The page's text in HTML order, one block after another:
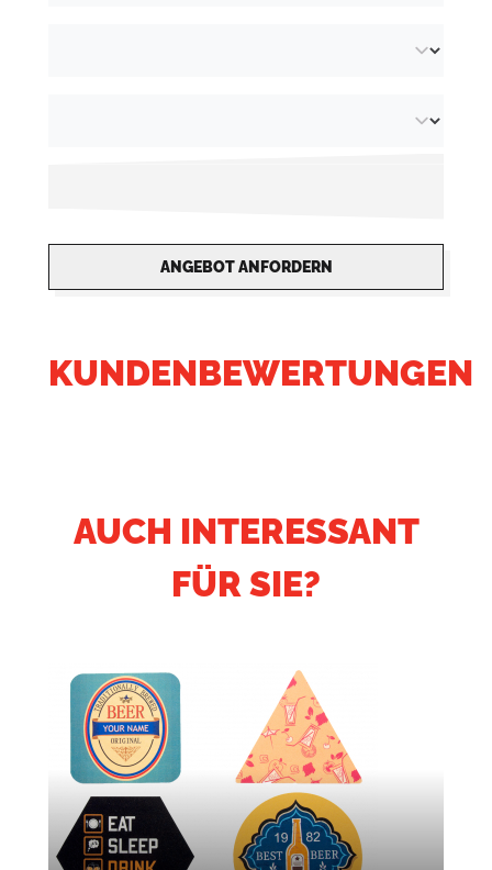
ANGEBOT ANFORDERN
KUNDENBEWERTUNGEN
AUCH INTERESSANT
FÜR SIE?